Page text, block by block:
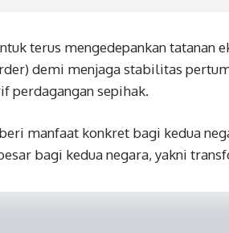
terus mengedepankan tatanan
demi menjaga stabilitas
perdagangan sepihak.
manfaat konkret bagi kedua
bagi kedua negara, yakni